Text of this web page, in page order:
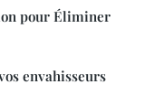
pour Éliminer
envahisseurs